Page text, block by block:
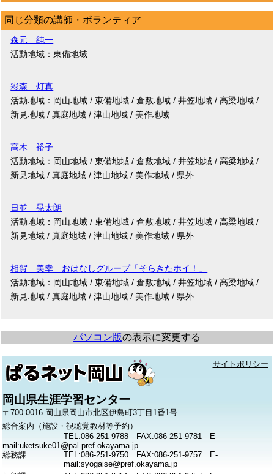
同じ分類の講師・ボランティア
森元 純一
活動地域：東備地域
彩森 灯真
活動地域：岡山地域 / 東備地域 / 倉敷地域 / 井笠地域 / 高梁地域 /
新見地域 / 真庭地域 / 津山地域 / 美作地域
高木 裕子
活動地域：岡山地域 / 東備地域 / 倉敷地域 / 井笠地域 / 高梁地域 /
新見地域 / 真庭地域 / 津山地域 / 美作地域 / 県外
日並 晃太朗
活動地域：岡山地域 / 東備地域 / 倉敷地域 / 井笠地域 / 高梁地域 /
新見地域 / 真庭地域 / 津山地域 / 美作地域 / 県外
相賀 美幸 おはなしグループ「そらきたホイ！」
活動地域：岡山地域 / 東備地域 / 倉敷地域 / 井笠地域 / 高梁地域 /
新見地域 / 真庭地域 / 津山地域 / 美作地域 / 県外
パソコン版の表示に変更する
サイトポリシー
岡山県生涯学習センター
〒700-0016 岡山県岡山市北区伊島町3丁目1番1号
総合案内（施設・視聴覚教材等予約）
TEL:086-251-9788 FAX:086-251-9781 E-
mail:uketsuke01@pal.pref.okayama.jp
総務課
TEL:086-251-9750 FAX:086-251-9757 E-
mail:syogaise@pref.okayama.jp